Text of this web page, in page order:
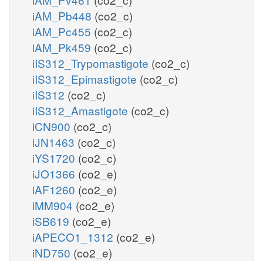
iAM_Pb448 (co2_c)
iAM_Pc455 (co2_c)
iAM_Pk459 (co2_c)
iIS312_Trypomastigote (co2_c)
iIS312_Epimastigote (co2_c)
iIS312 (co2_c)
iIS312_Amastigote (co2_c)
iCN900 (co2_c)
iJN1463 (co2_c)
iYS1720 (co2_c)
iJO1366 (co2_e)
iAF1260 (co2_e)
iMM904 (co2_e)
iSB619 (co2_e)
iAPECO1_1312 (co2_e)
iND750 (co2_e)